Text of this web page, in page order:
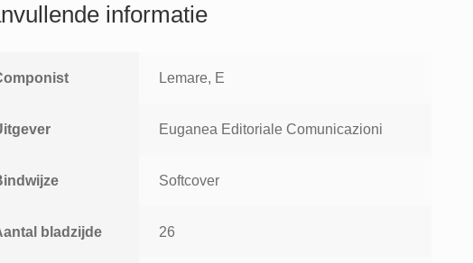
informatie
Lemare, E
Euganea Editoriale Comunicazioni
Softcover
bladzijde 26